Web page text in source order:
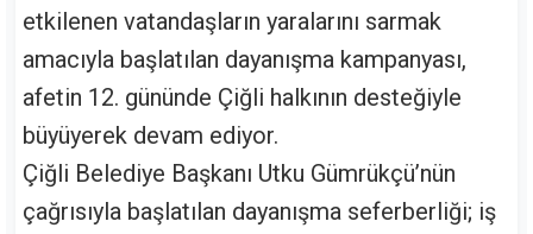
etkilenen vatandaşların yaralarını sarmak
amacıyla başlatılan dayanışma kampanyası,
afetin 12. gününde Çiğli halkının desteğiyle
büyüyerek devam ediyor.
Çiğli Belediye Başkanı Utku Gümrükçü’nün
çağrısıyla başlatılan dayanışma seferberliği; iş